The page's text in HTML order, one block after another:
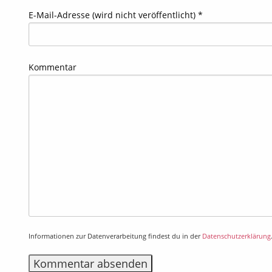
E-Mail-Adresse (wird nicht veröffentlicht) *
Kommentar
Informationen zur Datenverarbeitung findest du in der Datenschutzerklärung.